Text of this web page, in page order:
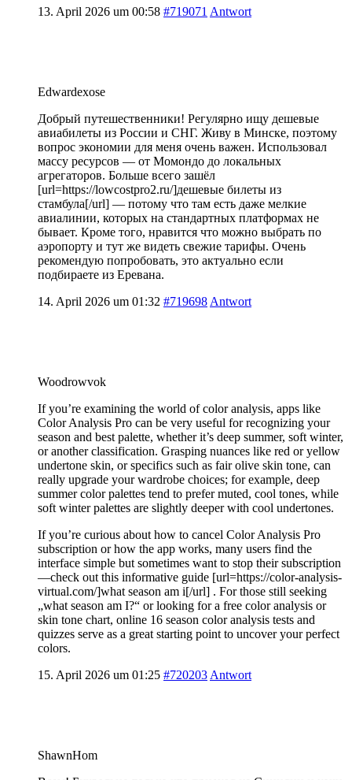
13. April 2026 um 00:58 #719071 Antwort
Edwardexose
Добрый путешественники! Регулярно ищу дешевые
авиабилеты из России и СНГ. Живу в Минске, поэтому
вопрос экономии для меня очень важен. Использовал
массу ресурсов — от Момондо до локальных
агрегаторов. Больше всего зашёл
[url=https://lowcostpro2.ru/]дешевые билеты из
стамбула[/url] — потому что там есть даже мелкие
авиалинии, которых на стандартных платформах не
бывает. Кроме того, нравится что можно выбрать по
аэропорту и тут же видеть свежие тарифы. Очень
рекомендую попробовать, это актуально если
подбираете из Еревана.
14. April 2026 um 01:32 #719698 Antwort
Woodrowvok
If you’re examining the world of color analysis, apps like
Color Analysis Pro can be very useful for recognizing your
season and best palette, whether it’s deep summer, soft winter,
or another classification. Grasping nuances like red or yellow
undertone skin, or specifics such as fair olive skin tone, can
really upgrade your wardrobe choices; for example, deep
summer color palettes tend to prefer muted, cool tones, while
soft winter palettes are slightly deeper with cool undertones.
If you’re curious about how to cancel Color Analysis Pro
subscription or how the app works, many users find the
interface simple but sometimes want to stop their subscription
—check out this informative guide [url=https://color-analysis-
virtual.com/]what season am i[/url] . For those still seeking
„what season am I?“ or looking for a free color analysis or
skin tone chart, online 16 season color analysis tests and
quizzes serve as a great starting point to uncover your perfect
colors.
15. April 2026 um 01:25 #720203 Antwort
ShawnHom